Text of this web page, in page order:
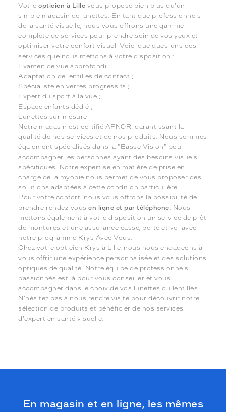
Votreopticien à Lille vous propose bien plus qu'un
simple magasin de lunettes. En tant que professionnels
de la santé visuelle, nous vous offrons une gamme
complète de services pour prendre soin de vos yeux et
optimiser votre confort visuel. Voici quelques-uns des
services que nous mettons à votre disposition :
Examen de vue approfondi ;
Adaptation de lentilles de contact ;
Spécialiste en verres progressifs ;
Expert du sport à la vue ;
Espace enfants dédié ;
Lunettes sur-mesure.
Notre magasin est certifié AFNOR, garantissant la
qualité de nos services et de nos produits. Nous sommes
également spécialisés dans la "Basse Vision" pour
accompagner les personnes ayant des besoins visuels
spécifiques. Notre expertise en matière de prise en
charge de la myopie nous permet de vous proposer des
solutions adaptées à cette condition particulière.
Pour votre confort, nous vous offrons la possibilité de
prendre rendez-vousen ligne et par téléphone. Nous
mettons également à votre disposition un service de prêt
de montures et une assurance casse, perte et vol avec
notre programme Krys Avec Vous.
Chez votre opticien Krys à Lille, nous nous engageons à
vous offrir une expérience personnalisée et des solutions
optiques de qualité. Notre équipe de professionnels
passionnés est là pour vous conseiller et vous
accompagner dans le choix de vos lunettes ou lentilles.
N'hésitez pas à nous rendre visite pour découvrir notre
sélection de produits et bénéficier de nos services
d'expert en santé visuelle.
En magasin et en ligne, les mêmes